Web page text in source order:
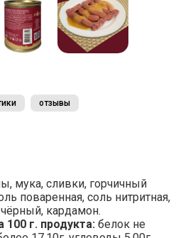
отзывы
мука, сливки, горчичный
поваренная, соль нитритная,
кардамон.
г. продукта: белок не